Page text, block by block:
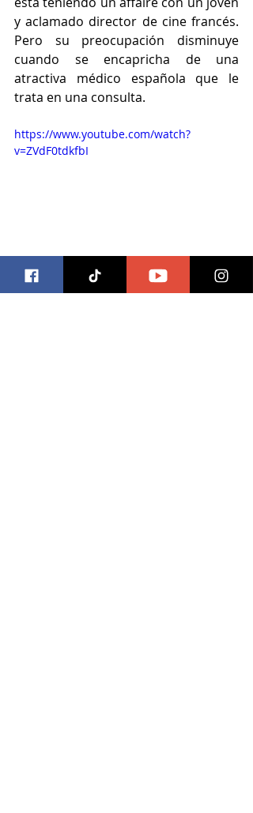
y aclamado director de cine francés.
Pero su preocupación disminuye
cuando se encapricha de una
atractiva médico española que le
trata en una consulta.
https://www.youtube.com/watch?
v=ZVdF0tdkfbI
trivias
imagem films mx
Trivias